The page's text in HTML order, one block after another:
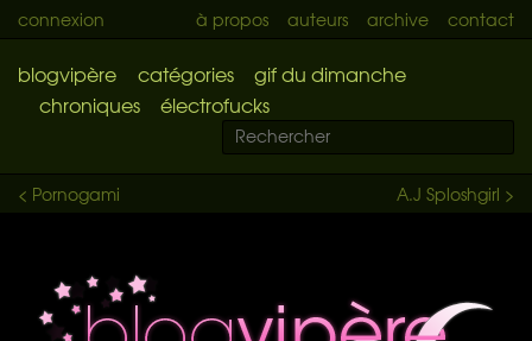
connexion à propos auteurs archive contact
blogvipère catégories
gif du dimanche
chroniques
électrofucks
A.J Sploshgirl >
< Pornogami